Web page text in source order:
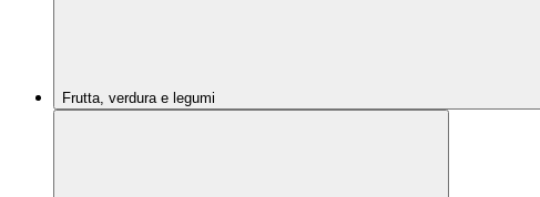
Frutta, verdura e legumi